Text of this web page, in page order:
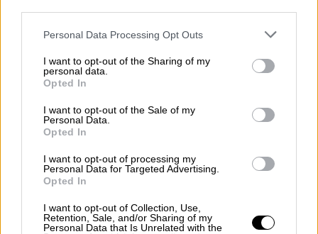
Please note that this website/app uses one or more Google
not limited to your visit or usage behaviour. You may click to
grant or deny consent to Google and its third-party tags to
use your data for below specified purposes in below Google
consent section.
Personal Data Processing Opt Outs
I want to opt-out of the Sharing of my
personal data.
Opted In
I want to opt-out of the Sale of my
Personal Data.
Opted In
I want to opt-out of processing my
Personal Data for Targeted Advertising.
Opted In
I want to opt-out of Collection, Use,
Retention, Sale, and/or Sharing of my
Personal Data that Is Unrelated with the